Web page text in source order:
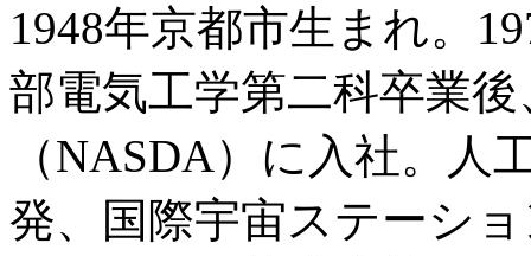
1948年京都市生まれ。
部電気工学第二科卒業
（NASDA）に入社。人
発、国際宇宙ステーシ